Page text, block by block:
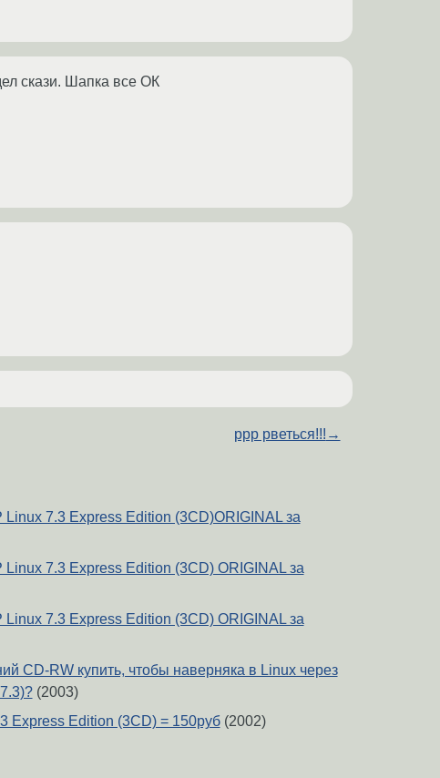
скази. Шапка все ОК
ppp рветься!!! →
7.3 Express Edition (3CD)ORIGINAL за
7.3 Express Edition (3CD) ORIGINAL за
7.3 Express Edition (3CD) ORIGINAL за
CD-RW купить, чтобы наверняка в Linux через
(2003)
Express Edition (3CD) = 150руб(2002)